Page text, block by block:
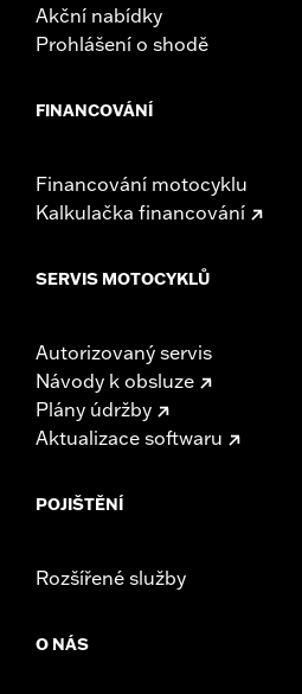
Akční nabídky
Prohlášení o shodě
FINANCOVÁNÍ
Financování motocyklu
Kalkulačka financování
SERVIS MOTOCYKLŮ
Autorizovaný servis
Návody k obsluze
Plány údržby
Aktualizace softwaru
POJIŠTĚNÍ
Rozšířené služby
O NÁS